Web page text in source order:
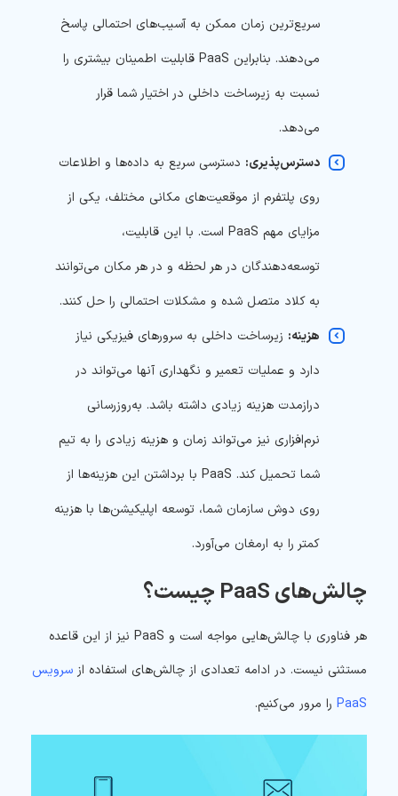
سریع‌ترین زمان ممکن به آسیب‌های احتمالی پاسخ
می‌دهند. بنابراین PaaS قابلیت اطمینان بیشتری را
نسبت به زیرساخت داخلی در اختیار شما قرار
می‌دهد.
دسترس‌پذیری: دسترسی سریع به داده‌ها و اطلاعات
روی پلتفرم از موقعیت‌های مکانی مختلف، یکی از
مزایای مهم PaaS است. با این قابلیت،
توسعه‌دهندگان در هر لحظه و در هر مکان می‌توانند
به کلاد متصل شده و مشکلات احتمالی را حل کنند.
هزینه: زیرساخت داخلی به سرورهای فیزیکی نیاز
دارد و عملیات تعمیر و نگهداری آنها می‌تواند در
درازمدت هزینه زیادی داشته باشد. به‌روزرسانی
نرم‌افزاری نیز می‌تواند زمان و هزینه زیادی را به تیم
شما تحمیل کند. PaaS با برداشتن این هزینه‌ها از
روی دوش سازمان شما، توسعه اپلیکیشن‌ها با هزینه
کمتر را به ارمغان می‌آورد.
چالش‌های PaaS چیست؟
هر فناوری با چالش‌هایی مواجه است و PaaS نیز از این قاعده
مستثنی نیست. در ادامه تعدادی از چالش‌های استفاده از سرویس
PaaS را مرور می‌کنیم.